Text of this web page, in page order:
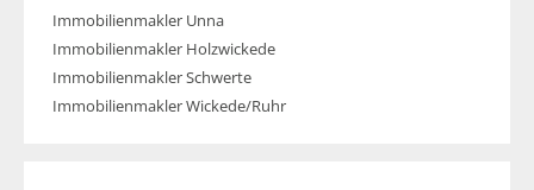
Immobilienmakler Unna
Immobilienmakler Holzwickede
Immobilienmakler Schwerte
Immobilienmakler Wickede/Ruhr